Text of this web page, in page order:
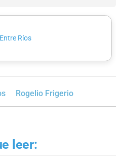
Ríos
Rogelio Frigerio
leer: